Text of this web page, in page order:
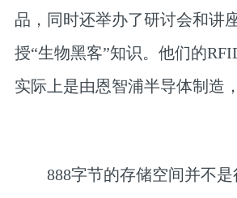
品，同时还举办了研讨会和讲
授“生物黑客”知识。他们的
实际上是由恩智浦半导体制造
888字节的存储空间并不是